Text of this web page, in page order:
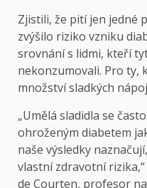
Zjistili, že pití jen jedné
zvýšilo riziko vzniku
srovnání s lidmi, kteří
nekonzumovali. Pro ty,
množství sladkých
„Umělá sladidla se
ohroženým diabetem
naše výsledky
vlastní zdravotní
de Courten, profesor